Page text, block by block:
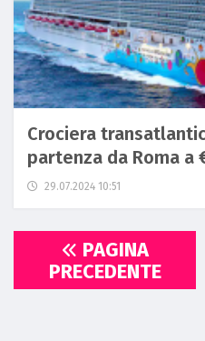
Crociera
partenza da Roma a
29.07.2024 10:51
PAGINA
PRECEDENTE